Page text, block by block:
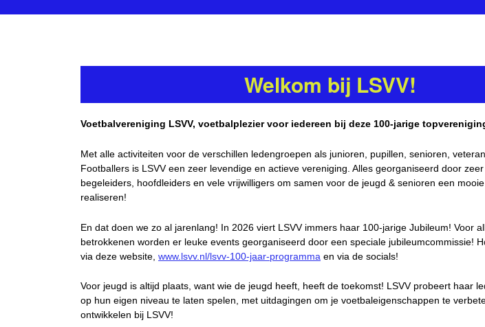
Welkom bij LSVV!
Voetbalvereniging LSVV, voetbalplezier voor iedereen bij deze 100-jarige
Met alle activiteiten voor de verschillen ledengroepen als junioren, pupillen, senioren,
Footballers is LSVV een zeer levendige en actieve vereniging. Alles georganiseerd door
begeleiders, hoofdleiders en vele vrijwilligers om samen voor de jeugd & senioren een
realiseren!
En dat doen we zo al jarenlang! In 2026 viert LSVV immers haar 100-jarige Jubileum! Voor
betrokkenen worden er leuke events georganiseerd door een speciale jubileumcommissie!
via deze website, www.lsvv.nl/lsvv-100-jaar-programma en via de socials!
Voor jeugd is altijd plaats, want wie de jeugd heeft, heeft de toekomst! LSVV probeert haar
op hun eigen niveau te laten spelen, met uitdagingen om je voetbaleigenschappen te
ontwikkelen bij LSVV!